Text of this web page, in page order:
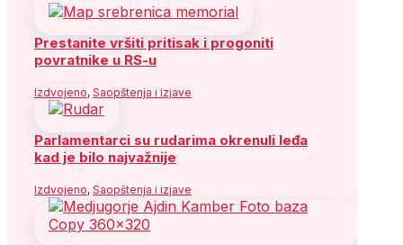
Prestanite vršiti pritisak i progoniti
povratnike u RS-u
Izdvojeno, Saopštenja i izjave
Parlamentarci su rudarima okrenuli leđa
kad je bilo najvažnije
Izdvojeno, Saopštenja i izjave